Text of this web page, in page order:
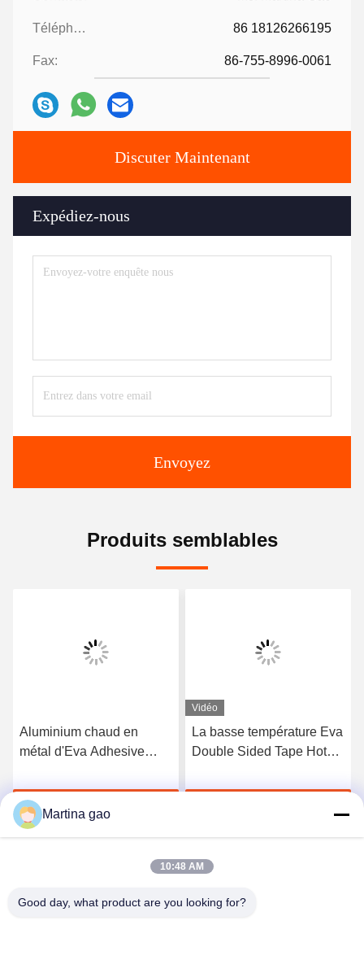
Téléphone: 86 18126266195
Fax: 86-755-8996-0061
Discuter Maintenant
Expédiez-nous
Envoyez
Produits semblables
Aluminium chaud en
métal d'Eva Adhesive
fonte
Discuter Maintenant
Vidéo
La basse température Eva
Double Sided Tape Hot
pour la feuille en
Martina gao
10:48 AM
Good day, what product are you looking for?